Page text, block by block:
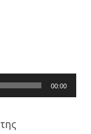
00:00